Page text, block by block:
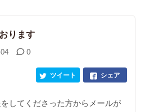
ります
0
シェア
ツイート
してくださった方からメールが